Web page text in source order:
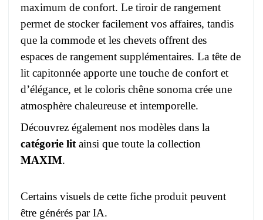
maximum de confort. Le tiroir de rangement
permet de stocker facilement vos affaires, tandis
que la commode et les chevets offrent des
espaces de rangement supplémentaires. La tête de
lit capitonnée apporte une touche de confort et
d’élégance, et le coloris chêne sonoma crée une
atmosphère chaleureuse et intemporelle.
Découvrez également nos modèles dans la
catégorie lit ainsi que toute la collection
MAXIM.
Certains visuels de cette fiche produit peuvent
être générés par IA.